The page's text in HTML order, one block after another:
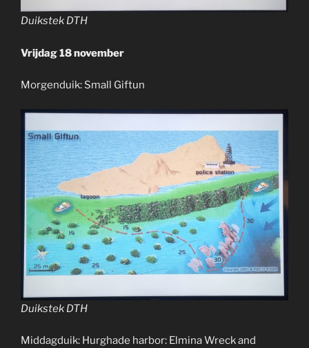
Duikstek DTH
Vrijdag 18 november
Morgenduik: Small Giftun
Duikstek DTH
Middagduik: Hurghade harbor: Elmina Wreck and